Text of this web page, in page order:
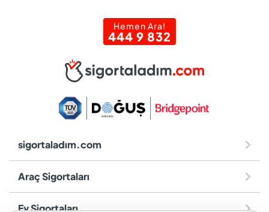
Hemen Ara!
444 9 832
sigortaladım.com
Araç Sigortaları
Ev Sigortaları